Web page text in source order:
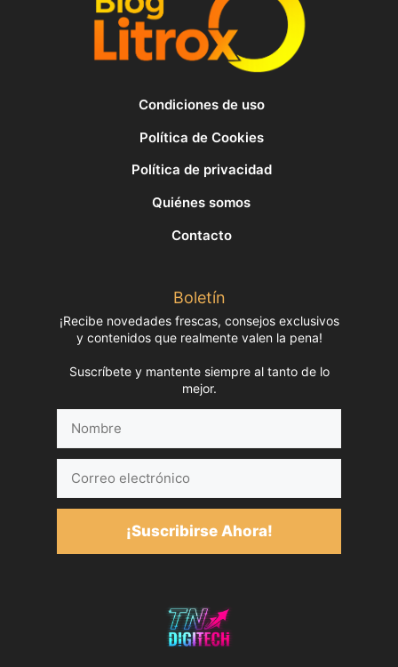
Condiciones de uso
Política de Cookies
Política de privacidad
Quiénes somos
Contacto
Boletín
¡Recibe novedades frescas, consejos exclusivos
y contenidos que realmente valen la pena!
Suscríbete y mantente siempre al tanto de lo
mejor.
electrónico
¡Suscribirse Ahora!